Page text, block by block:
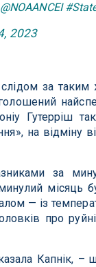
@NOAANCEI
2023
слідом за
Гутерріш
на відміну
за
місяць
— із
про
Капнік, –